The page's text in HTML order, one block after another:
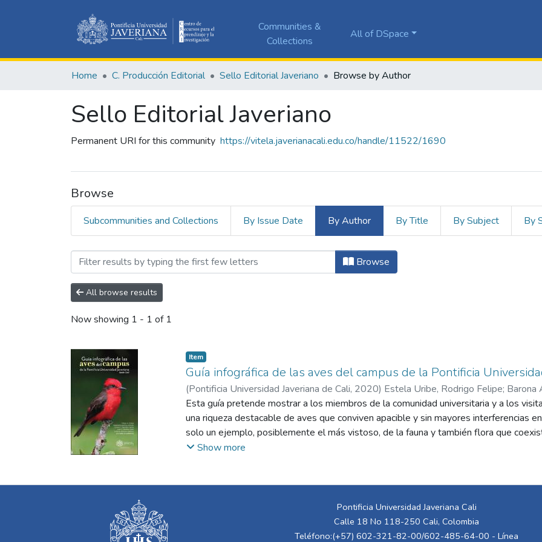
Communities &
Collections
All of DSpace
Home C. Producción Editorial Sello Editorial Javeriano Browse by Author
Sello Editorial Javeriano
Permanent URI for this community https://vitela.javerianacali.edu.co/handle/11522/1690
Browse
Subcommunities and Collections By Issue Date By Author By Title By Subject By
Browsing Sello Editorial Javeriano by Author "Alfonso Velasco,
Browse
All browse results
Now showing 1 - 1 of 1
Item
Guía infográfica de las aves del campus de la Pontificia
(Pontificia Universidad Javeriana de Cali, 2020) Estela Uribe, Rodrigo Felipe; Barona
Camilo;Medina Gallo, Juan;Alfonso Velasco, Sofía María
Esta guía pretende mostrar a los miembros de la comunidad universitaria y a los
una riqueza destacable de aves que conviven apacible y sin mayores interferencias
solo un ejemplo, posiblemente el más vistoso, de la fauna y también flora que
universidad. En la guía se presentan 105 especies de aves, que se pueden encontrar
Biología, que han sido parte del semillero de investigación en Ornitología que
fotografías son mayoritariamente de los estudiantes o de fotógrafos aficionados
tomadas muchas en la misma universidad y otras en otras zonas de Cali. El principal
Show more
Pontificia Universidad Javeriana Cali
Calle 18 No 118-250 Cali, Colombia
Teléfono:(+57) 602-321-82-00/602-485-64-00 - Línea